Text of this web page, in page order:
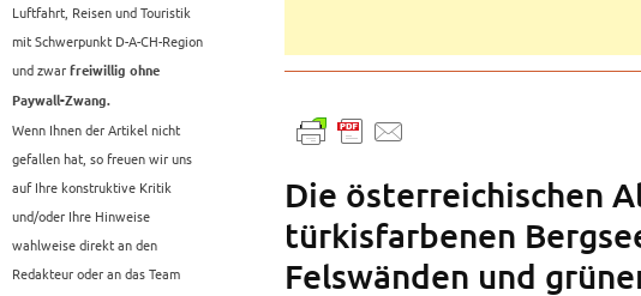
Luftfahrt, Reisen und Touristik
mit Schwerpunkt D-A-CH-Region
und zwar freiwillig ohne
Paywall-Zwang.
Wenn Ihnen der Artikel nicht
gefallen hat, so freuen wir uns
auf Ihre konstruktive Kritik
und/oder Ihre Hinweise
wahlweise direkt an den
Redakteur oder an das Team
Die österreichischen
türkisfarbenen
Felswänden und